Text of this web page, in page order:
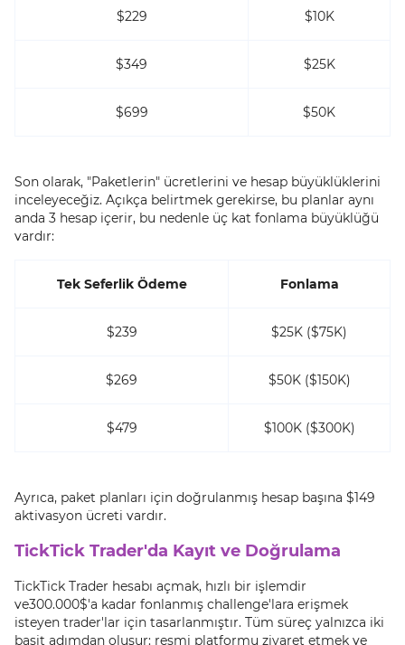
$229 $10K
$349 $25K
$699 $50K
Son olarak, "Paketlerin" ücretlerini ve hesap büyüklüklerini
inceleyeceğiz. Açıkça belirtmek gerekirse, bu planlar aynı
anda 3 hesap içerir, bu nedenle üç kat fonlama büyüklüğü
vardır:
Tek Seferlik Ödeme Fonlama
$239 $25K ($75K)
$269 $50K ($150K)
$479 $100K ($300K)
Ayrıca, paket planları için doğrulanmış hesap başına $149
aktivasyon ücreti vardır.
TickTick Trader'da Kayıt ve Doğrulama
TickTick Trader hesabı açmak, hızlı bir işlemdir
ve300.000$'a kadar fonlanmış challenge'lara erişmek
isteyen trader'lar için tasarlanmıştır. Tüm süreç yalnızca iki
basit adımdan oluşur: resmi platformu ziyaret etmek ve